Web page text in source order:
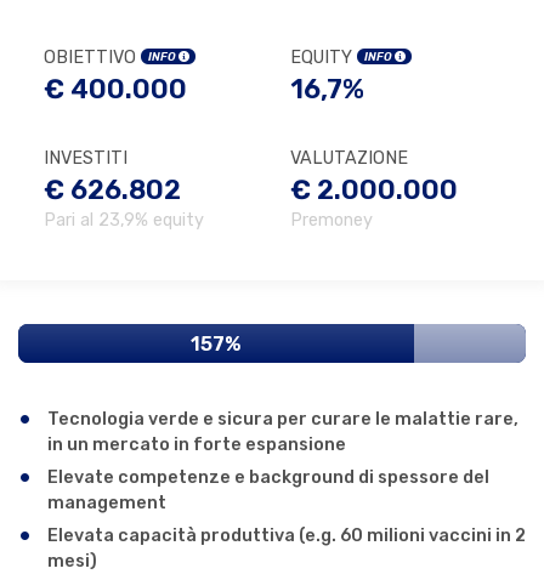
OBIETTIVO INFO
€ 400.000
EQUITY INFO
16,7%
INVESTITI
€ 626.802
Pari al 23,9% equity
VALUTAZIONE
€ 2.000.000
Premoney
157%
Tecnologia verde e sicura per curare le malattie rare,
in un mercato in forte espansione
Elevate competenze e background di spessore del
management
Elevata capacità produttiva (e.g. 60 milioni vaccini in 2
mesi)